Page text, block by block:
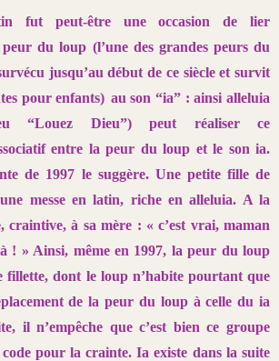
fut peut-être une occasion de lier
du loup (l’une des grandes peurs du
jusqu’au début de ce siècle et survit
pour enfants) au son “ia” : ainsi alleluia
“Louez Dieu”) peut réaliser ce
entre la peur du loup et le son ia.
de 1997 le suggère. Une petite fille de
messe en latin, riche en alleluia. A la
craintive, à samère : « c’est vrai, maman
! » Ainsi, même en 1997, lapeur du loup
fillette, dont le loup n’habite pourtant que
de la peur du loup à celle du ia
il n’empêche que c’est bien ce groupe
pour la crainte. Ia existe dans la suite